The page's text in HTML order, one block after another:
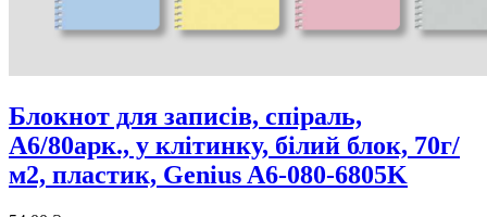
Блокнот для записів, спiраль,
А6/80арк., у клітинку, білий блок, 70г/
м2, пластик, Genius A6-080-6805K